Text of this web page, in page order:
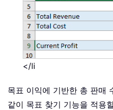
</li
목표 이익에 기반한 총 판매
같이 목표 찾기 기능을 적용